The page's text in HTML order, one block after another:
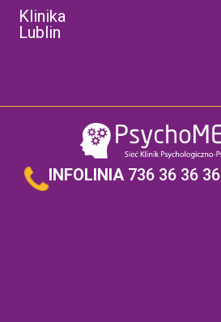
Klinika
Lublin
INFOLINIA 736 36 36 36